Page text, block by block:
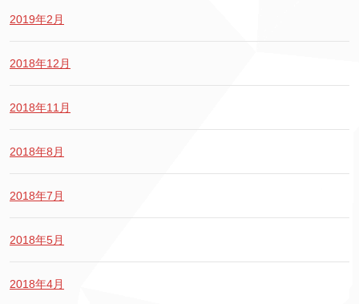
2019年2月
2018年12月
2018年11月
2018年8月
2018年7月
2018年5月
2018年4月